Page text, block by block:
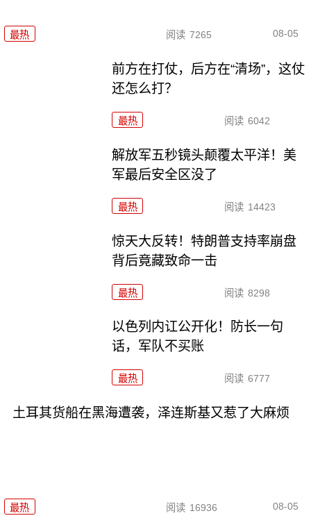
最热 阅读 7265 08-05
前方在打仗，后方在“清场”，这仗
还怎么打？
最热 阅读 6042
解放军五秒镜头颠覆太平洋！美
军最后安全区没了
最热 阅读 14423
惊天大反转！特朗普支持率崩盘
背后竟藏致命一击
最热 阅读 8298
以色列内讧公开化！防长一句
话，军队不买账
最热 阅读 6777
土耳其货船在黑海遭袭，泽连斯基又惹了大麻烦
最热 阅读 16936 08-05